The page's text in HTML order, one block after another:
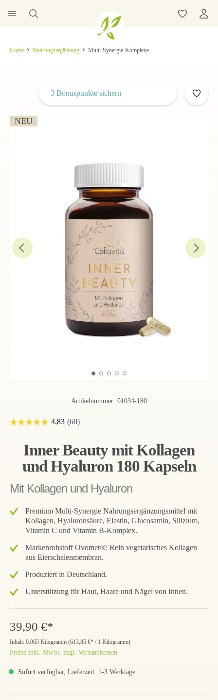
Home Nahrungsergänzung Multi-Synergie-Komplexe
NEU
Artikelnummer: 01034-180
3 Bonuspunkte sichern
Inner Beauty mit Kollagen
und Hyaluron 180 Kapseln
Mit Kollagen und Hyaluron
Premium Multi-Synergie Nahrungsergänzungsmittel mit
Kollagen, Hyaluronsäure, Elastin, Glucosamin, Silizium,
Vitamin C und Vitamin B-Komplex.
Markenrohstoff Ovomet®: Rein vegetarisches Kollagen
aus Eierschalenmembran.
Produziert in Deutschland.
Unterstützung für Haut, Haare und Nägel von Innen.
39,90 €*
Inhalt: 0.065 Kilogramm (613,85 €* / 1 Kilogramm)
Preise inkl. MwSt. zzgl. Versandkosten
Sofort verfügbar, Lieferzeit: 1-3 Werktage